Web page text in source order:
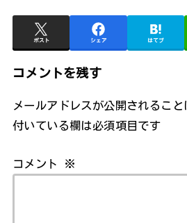
ポスト シェア はてブ
コメントを残す
メールアドレスが公開されること
付いている欄は必須項目です
コメント ※